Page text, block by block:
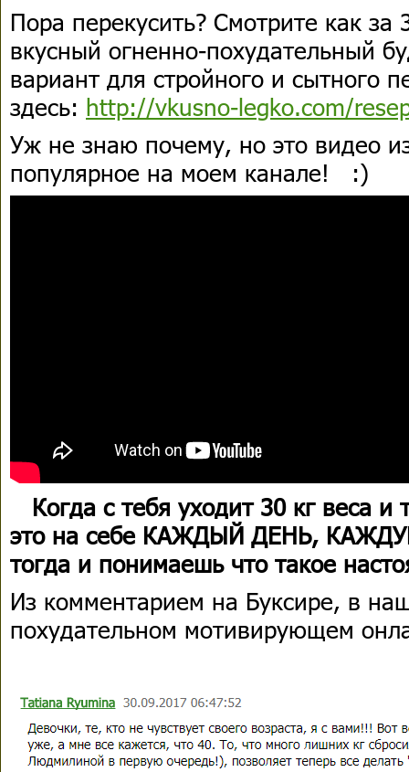
Пора перекусить? Смотрите как за
вкусный огненно-похудательный
вариант для стройного и сытного
здесь: http://vkusno-legko.com/
Уж не знаю почему, но это видео
популярное на моем канале!
:)
Когда с тебя уходит 30 кг веса и
это на себе КАЖДЫЙ ДЕНЬ,
тогда и понимаешь что такое
Из комментарием на Буксире, в
похудательном мотивирующем